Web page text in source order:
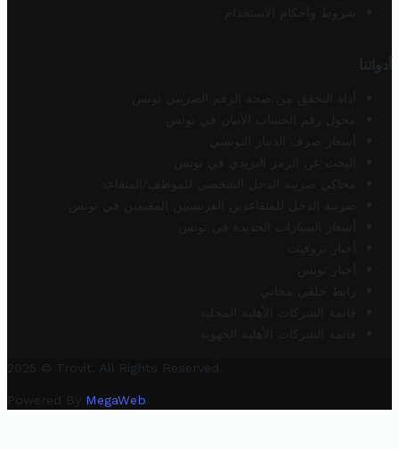
شروط وأحكام الاستخدام
أدواتنا
أداة التحقق من صحة الرقم الضريبي تونس
محول رقم الحساب الآيبان في تونس
أسعار صرف الدينار التونسي
البحث عن الرمز البريدي في تونس
محاكي ضريبة الدخل الشخصي للموظف/المتقاعد
ضريبة الدخل للمتقاعدين الفرنسيين المقيمين في تونس
أسعار السيارات الجديدة في تونس
أخبار تروفيت
أخبار تونس
رابط خلفي مجاني
قائمة الشركات الأهلية المحلية
قائمة الشركات الأهلية الجهوية
2025 © Trovit. All Rights Reserved.
Powered By MegaWeb